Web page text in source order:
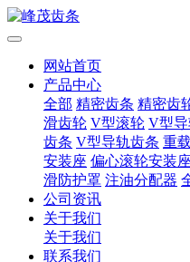
网站首页
产品中心
全部 精密齿条 精密齿
滑齿轮 V型滚轮 V型导
齿条 V型导轨齿条 重
安装座 偏心滚轮安装座
滑防护罩 注油分配器
公司资讯
关于我们
关于我们
联系我们